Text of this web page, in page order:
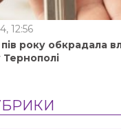
12:56
року обкрадала